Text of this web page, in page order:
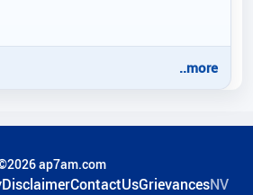
..more
ap7am.com
DisclaimerContactUsGrievancesNV